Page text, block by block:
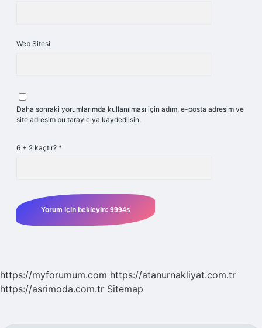
Web Sitesi
Daha sonraki yorumlarımda kullanılması için adım, e-posta adresim ve
site adresim bu tarayıcıya kaydedilsin.
6 + 2 kaçtır? *
https://myforumum.com https://atanurnakliyat.com.tr
https://asrimoda.com.tr Sitemap